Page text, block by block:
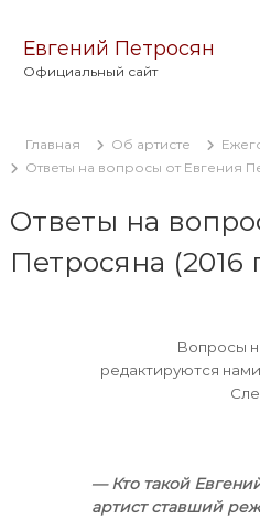
Евгений Петросян
Официальный сайт
Главная Об артисте
Ответы на вопросы от Евгения
Ответы на
Петросяна (2016
Вопросы
редактируются
— Кто такой
артист ставший